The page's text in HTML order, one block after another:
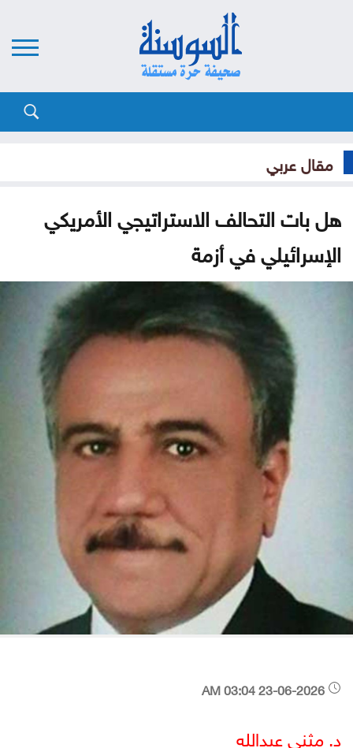
مقال عربي
هل بات التحالف الاستراتيجي الأمريكي
الإسرائيلي في أزمة
د. مثنى عبدالله